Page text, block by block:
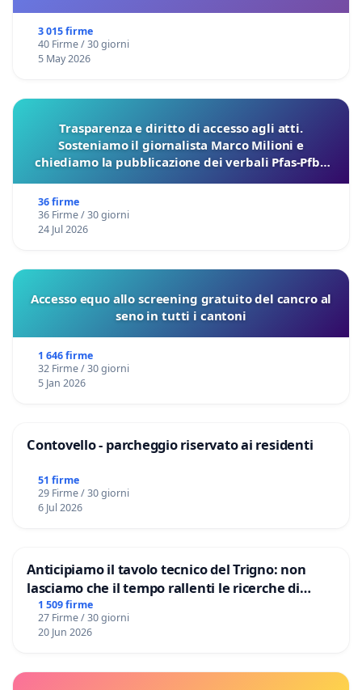
3 015 firme
40 Firme / 30 giorni
5 May 2026
Trasparenza e diritto di accesso agli atti.
Sosteniamo il giornalista Marco Milioni e
chiediamo la pubblicazione dei verbali Pfas-Pfba
36 firme
36 Firme / 30 giorni
24 Jul 2026
Accesso equo allo screening gratuito del cancro al
seno in tutti i cantoni
1 646 firme
32 Firme / 30 giorni
5 Jan 2026
Contovello - parcheggio riservato ai residenti
51 firme
29 Firme / 30 giorni
6 Jul 2026
Anticipiamo il tavolo tecnico del Trigno: non
lasciamo che il tempo rallenti le ricerche di
Domenico Racanati
1 509 firme
27 Firme / 30 giorni
20 Jun 2026